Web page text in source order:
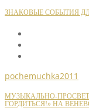
ЗНАКОВЫЕ СОБЫТИЯ
pochemuchka2011
МУЗЫКАЛЬНО-
ГОРДИТЬСЯ!» НА